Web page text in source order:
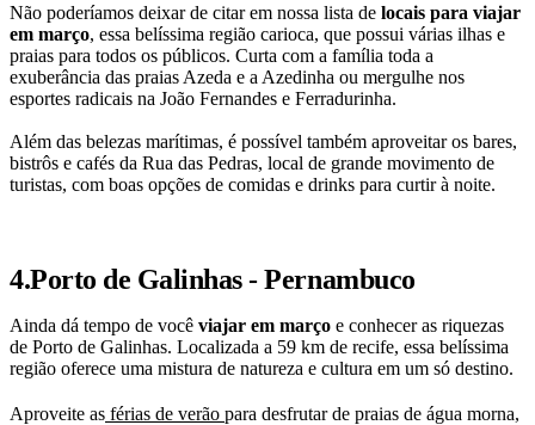
Não poderíamos deixar de citar em nossa lista de locais para viajar
em março, essa belíssima região carioca, que possui várias ilhas e
praias para todos os públicos. Curta com a família toda a
exuberância das praias Azeda e a Azedinha ou mergulhe nos
esportes radicais na João Fernandes e Ferradurinha.
Além das belezas marítimas, é possível também aproveitar os bares,
bistrôs e cafés da Rua das Pedras, local de grande movimento de
turistas, com boas opções de comidas e drinks para curtir à noite.
4.Porto de Galinhas - Pernambuco
Ainda dá tempo de você viajar em março e conhecer as riquezas
de Porto de Galinhas. Localizada a 59 km de recife, essa belíssima
região oferece uma mistura de natureza e cultura em um só destino.
Aproveite as férias de verão para desfrutar de praias de água morna,